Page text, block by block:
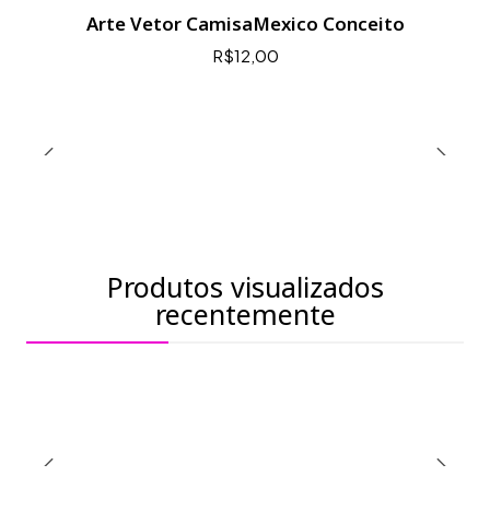
Arte Vetor CamisaMexico Conceito
R$12,00
Produtos visualizados
recentemente